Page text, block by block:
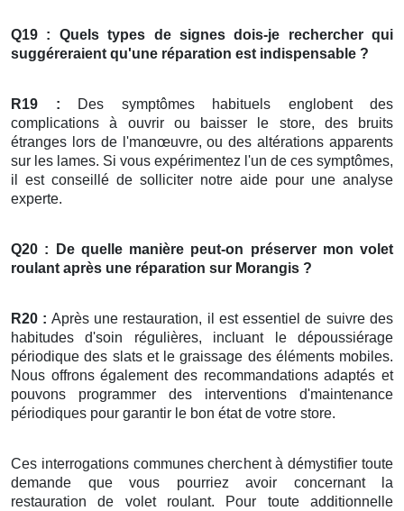
Q19 : Quels types de signes dois-je rechercher qui
suggéreraient qu'une réparation est indispensable ?
R19 : Des symptômes habituels englobent des
complications à ouvrir ou baisser le store, des bruits
étranges lors de l'manœuvre, ou des altérations apparents
sur les lames. Si vous expérimentez l'un de ces symptômes,
il est conseillé de solliciter notre aide pour une analyse
experte.
Q20 : De quelle manière peut-on préserver mon volet
roulant après une réparation sur Morangis ?
R20 : Après une restauration, il est essentiel de suivre des
habitudes d'soin régulières, incluant le dépoussiérage
périodique des slats et le graissage des éléments mobiles.
Nous offrons également des recommandations adaptés et
pouvons programmer des interventions d'maintenance
périodiques pour garantir le bon état de votre store.
Ces interrogations communes cherchent à démystifier toute
demande que vous pourriez avoir concernant la
restauration de volet roulant. Pour toute additionnelle